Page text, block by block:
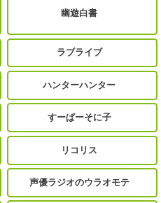
幽遊白書
ラブライブ
ハンターハンター
すーぱーそに子
リコリス
声優ラジオのウラオモテ